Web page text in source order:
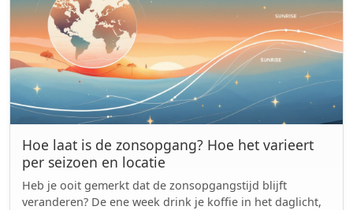
Hoe laat is de zonsopgang? Hoe het varieert
per seizoen en locatie
Heb je ooit gemerkt dat de zonsopgangstijd blijft
veranderen? De ene week drink je koffie in het daglicht,